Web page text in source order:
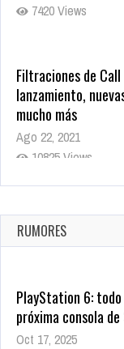
7420 Views
Filtraciones de
lanzamiento,
mucho más
Ago 22, 2021
10825 Views
La configuración
Ago 8, 2021
10008 Views
RUMORES
PlayStation 6:
próxima consola de
Oct 17, 2025